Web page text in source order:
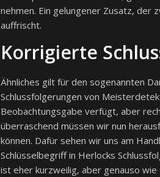
nehmen. Ein gelungener Zusatz, der
auffrischt.
Korrigierte
Ähnliches gilt für den sogenannten
Schlussfolgerungen von
Beobachtungsgabe verfügt, aber
überraschend müssen wir nun
können. Dafür sehen wir uns am
Schlüsselbegriff in Herlocks
ist eher kurzweilig, aber genauso